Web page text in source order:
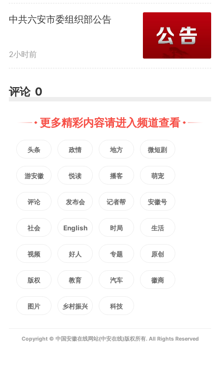
中共六安市委组织部公告
2小时前
评论 0
更多精彩内容请进入频道查看
头条 政情 地方 微短剧
游安徽 悦读 播客 萌宠
评论 发布会 记者帮 安徽号
社会 English 时局 生活
视频 好人 专题 原创
版权 教育 汽车 徽商
图片 乡村振兴 科技
Copyright © 中国安徽在线网站(中安在线)版权所有. All Rights Reserved